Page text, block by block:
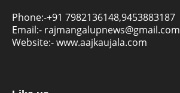
Phone:-+91 7982136148,9453883187
Email:- rajmangalupnews@gmail.com
Website:-www.aajkaujala.com